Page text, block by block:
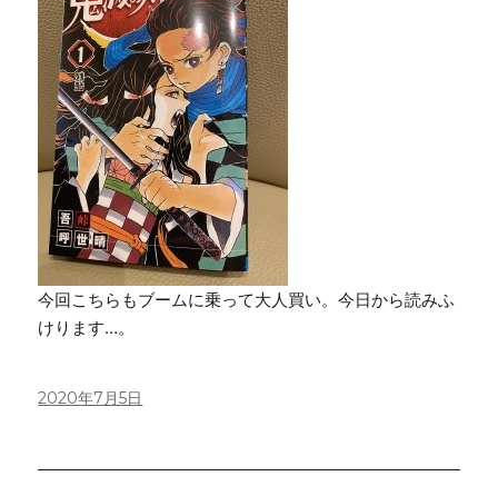
今回こちらもブームに乗って大人買い。今日から読みふ
けります…。
投
2020年7月5日